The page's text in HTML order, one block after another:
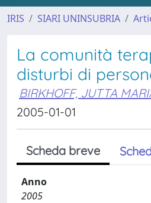
IRIS SIARI UNINSUBRIA
La comunità
disturbi di
BIRKHOFF, JUTTA
2005-01-01
Scheda breve
Anno
2005